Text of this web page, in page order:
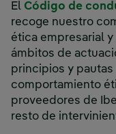
El Código de
recoge nuestro
ética empresarial
ámbitos de
principios y pautas
comportamiento
proveedores de
resto de